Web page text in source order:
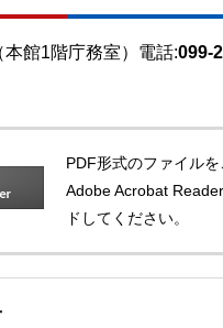
館1階庁務室）電話:099-
PDF形式のファイル
Adobe Acrobat
ドしてください。